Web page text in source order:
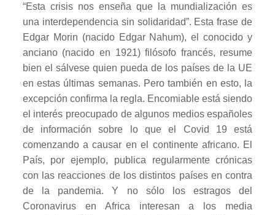
“Esta crisis nos enseña que la mundialización es
una interdependencia sin solidaridad”. Esta frase de
Edgar Morin (nacido Edgar Nahum), el conocido y
anciano (nacido en 1921) filósofo francés, resume
bien el sálvese quien pueda de los países de la UE
en estas últimas semanas. Pero también en esto, la
excepción confirma la regla. Encomiable está siendo
el interés preocupado de algunos medios españoles
de información sobre lo que el Covid 19 está
comenzando a causar en el continente africano. El
País, por ejemplo, publica regularmente crónicas
con las reacciones de los distintos países en contra
de la pandemia. Y no sólo los estragos del
Coronavirus en Africa interesan a los media